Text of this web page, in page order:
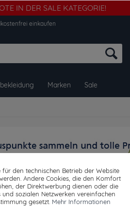
IN DER SALE KATEGORIE!
einkaufen
Marken Sale
für den technischen Betrieb der Website
Andere Cookies, die den Komfort
der Direktwerbung dienen oder die
sozialen Netzwerken vereinfachen
gesetzt. Mehr Informationen